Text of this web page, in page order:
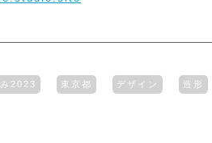
2023 東京都 デザイン 造形